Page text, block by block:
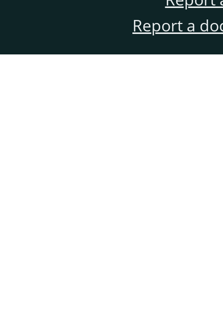
Report a